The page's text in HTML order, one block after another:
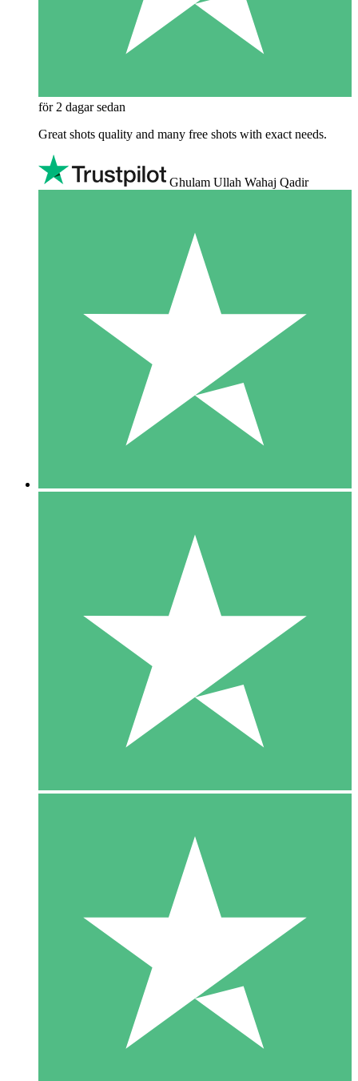
för 2 dagar sedan
Great shots quality and many free shots with exact needs.
Ghulam Ullah Wahaj Qadir